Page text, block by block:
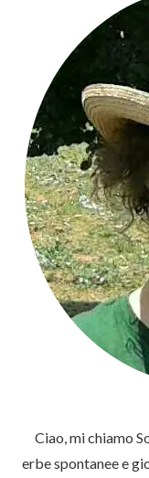
Ciao, mi chiamo
erbe spontanee e